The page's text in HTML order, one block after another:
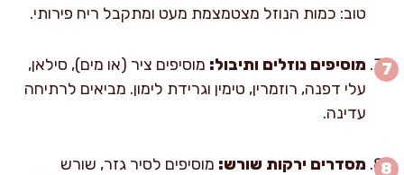
טוב: כמות הנוזל מצטמצמת מעט ומתקבל ריח פירותי.
מוסיפים נוזלים ותיבול: מוסיפים ציר (או מים), סילאן,
עלי דפנה, רוזמרין, טימין וגרידת לימון. מביאים לרתיחה
עדינה.
מסדרים ירקות שורש: מוסיפים לסיר גזר, שורש